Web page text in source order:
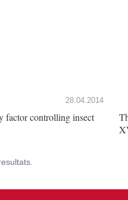
28.04.2014
factor controlling insect